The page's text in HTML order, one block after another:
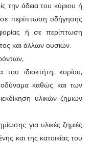
την άδεια του κύριου ή
περίπτωση οδήγησης
ή σε περίπτωση
και άλλων ουσιών.
ιδιοκτήτη, κυρίου,
καθώς και των
υλικών ζημιών
για υλικές ζημιές
και της κατοικίας του